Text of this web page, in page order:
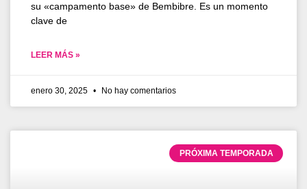
su «campamento base» de Bembibre. Es un momento
clave de
LEER MÁS »
enero 30, 2025 No hay comentarios
PRÓXIMA TEMPORADA